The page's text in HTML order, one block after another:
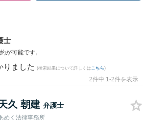
士
が可能です。
りました (検索結果について詳しくは こちら)
2件中 1-2件を表示
久 朝建 弁護士
めく法律事務所